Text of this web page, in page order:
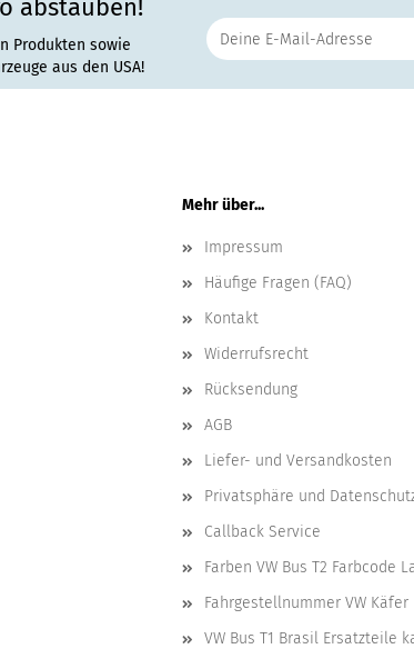
abstauben!
Produkten sowie
aus den USA!
Mehr über...
Impressum
Häufige Fragen (FAQ)
Kontakt
Widerrufsrecht
Rücksendung
AGB
Liefer- und Versandkosten
Privatsphäre und
Callback Service
Farben VW Bus T2 Farbcode
Fahrgestellnummer VW Käfer
VW Bus T1 Brasil Ersatzteile